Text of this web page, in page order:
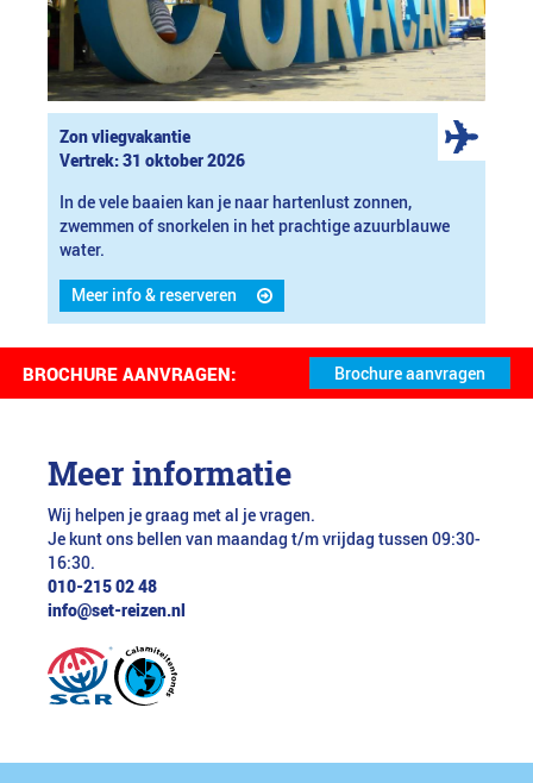
Zon vliegvakantie
Vertrek: 31 oktober 2026
In de vele baaien kan je naar hartenlust zonnen,
zwemmen of snorkelen in het prachtige azuurblauwe
water.
Meer info & reserveren
BROCHURE AANVRAGEN:
Meer informatie
Wij helpen je graag met al je vragen.
Je kunt ons bellen van maandag t/m vrijdag tussen 09:30-
16:30.
010-215 02 48
info@set-reizen.nl